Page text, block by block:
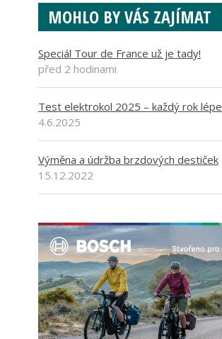
MOHLO BY VÁS ZAJÍMAT
Speciál Tour de France už je tady!
před 2 hodinami
Test elektrokol 2025 – každý rok lépe
4.6.2025
Výměna a údržba brzdových destiček
15.12.2022